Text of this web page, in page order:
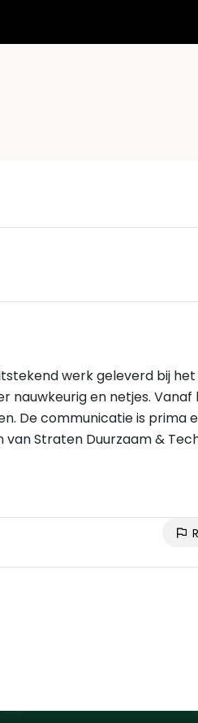
nauwkeurig en netjes. Vanaf
De communicatie is prima